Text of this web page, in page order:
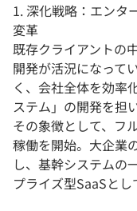
1. 深化戦略：エンタ
変革
既存クライアントの
開発が活況になって
く、会社全体を効率
ステム」の開発を担い
その象徴として、フ
稼働を開始。大企業
し、基幹システムの
プライズ型SaaSとし